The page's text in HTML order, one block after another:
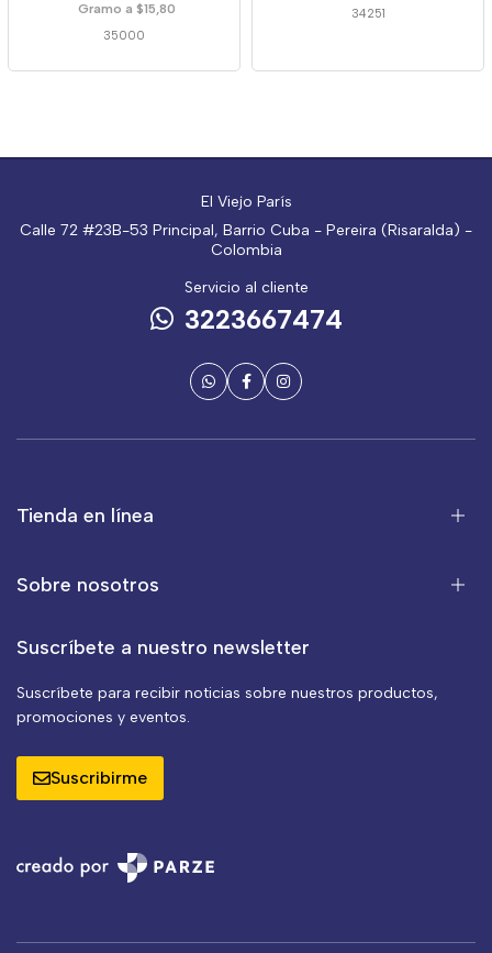
Gramo a $15,80
35000
34251
El Viejo París
Calle 72 #23B-53 Principal, Barrio Cuba - Pereira (Risaralda) -
Colombia
Servicio al cliente
3223667474
Tienda en línea
Sobre nosotros
Suscríbete a nuestro newsletter
Suscríbete para recibir noticias sobre nuestros productos,
promociones y eventos.
Suscribirme